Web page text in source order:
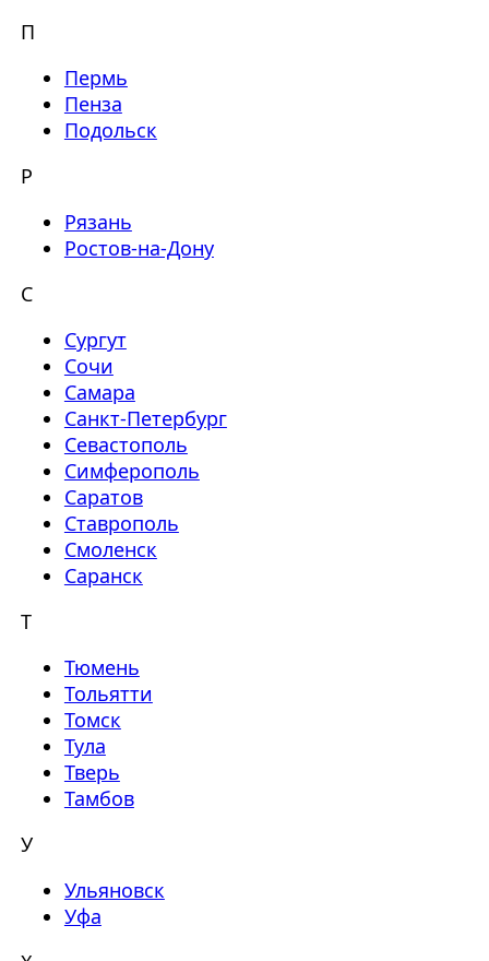
П
Пермь
Пенза
Подольск
Р
Рязань
Ростов-на-Дону
С
Сургут
Сочи
Самара
Санкт-Петербург
Севастополь
Симферополь
Саратов
Ставрополь
Смоленск
Саранск
Т
Тюмень
Тольятти
Томск
Тула
Тверь
Тамбов
У
Ульяновск
Уфа